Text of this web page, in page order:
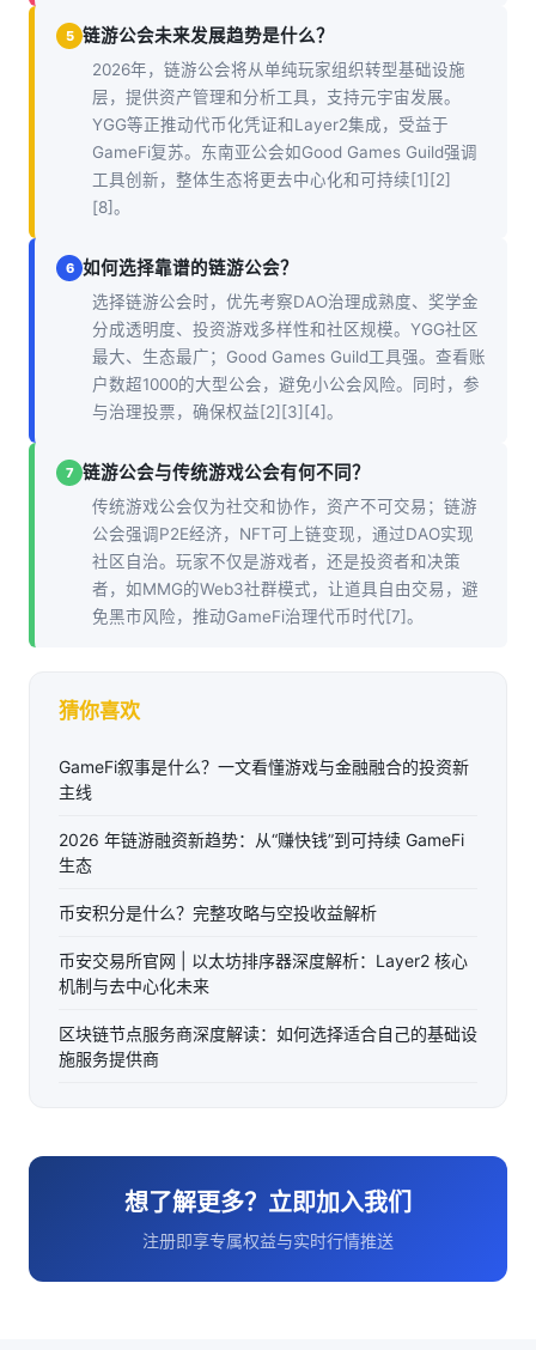
5 链游公会未来发展趋势是什么？
2026年，链游公会将从单纯玩家组织转型基础设施
层，提供资产管理和分析工具，支持元宇宙发展。
YGG等正推动代币化凭证和Layer2集成，受益于
GameFi复苏。东南亚公会如Good Games Guild强调
工具创新，整体生态将更去中心化和可持续[1][2]
[8]。
6 如何选择靠谱的链游公会？
选择链游公会时，优先考察DAO治理成熟度、奖学金
分成透明度、投资游戏多样性和社区规模。YGG社区
最大、生态最广；Good Games Guild工具强。查看账
户数超1000的大型公会，避免小公会风险。同时，参
与治理投票，确保权益[2][3][4]。
7 链游公会与传统游戏公会有何不同？
传统游戏公会仅为社交和协作，资产不可交易；链游
公会强调P2E经济，NFT可上链变现，通过DAO实现
社区自治。玩家不仅是游戏者，还是投资者和决策
者，如MMG的Web3社群模式，让道具自由交易，避
免黑市风险，推动GameFi治理代币时代[7]。
猜你喜欢
GameFi叙事是什么？一文看懂游戏与金融融合的投资新
主线
2026 年链游融资新趋势：从“赚快钱”到可持续 GameFi
生态
币安积分是什么？完整攻略与空投收益解析
币安交易所官网 | 以太坊排序器深度解析：Layer2 核心
机制与去中心化未来
区块链节点服务商深度解读：如何选择适合自己的基础设
施服务提供商
想了解更多？立即加入我们
注册即享专属权益与实时行情推送